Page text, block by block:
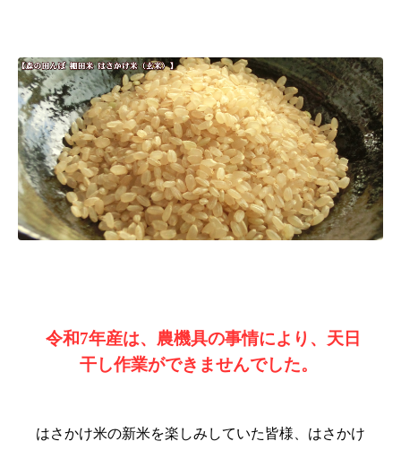
令和7年産は、農機具の事情により、天日
干し作業ができませんでした。
はさかけ米の新米を楽しみしていた皆様、はさかけ